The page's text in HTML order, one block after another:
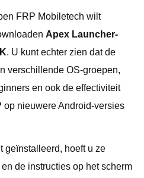
FRP Mobiletech wilt
Apex Launcher-
. U kunt echter zien dat de
verschillende OS-groepen,
en ook de effectiviteit
nieuwere Android-versies
geïnstalleerd, hoeft u ze
de instructies op het scherm